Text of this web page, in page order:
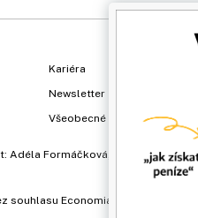
Kariéra
Newsletter
Všeobecné podmínky
Adéla Formáčková +420 739 500
Economia, a.s. je